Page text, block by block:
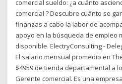
comercial sueldo: ¿a cuánto
comercial ? Descubre cuánto se
finanzas a cabo la labor de
apoyo en la búsqueda de empleo
disponible. ElectryConsulting -
El salario mensual promedio en
$4959 de tienda departamental a
Gerente comercial. Es una